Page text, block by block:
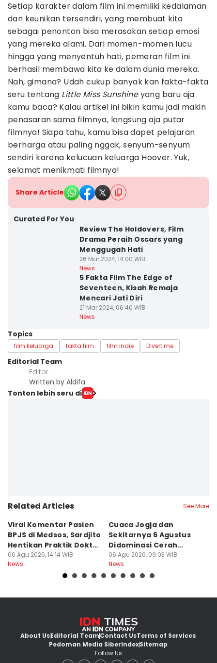
Setiap karakter dalam film ini memiliki kedalaman
dan keunikan tersendiri, yang membuat kita
sebagai penonton bisa merasakan setiap emosi
yang mereka alami. Dari momen-momen lucu
hingga yang menyentuh hati, pemeran film ini
berhasil membawa kita ke dalam dunia mereka.
Nah, gimana? Udah cukup banyak kan fakta-fakta
seru tentang Little Miss Sunshineyang baru aja
kamu baca? Kalau artikel ini bikin kamu jadi makin
penasaran sama filmnya, langsung aja putar
filmnya! Siapa tahu, kamu bisa dapet pelajaran
berharga atau paling nggak, senyum-senyum
sendiri karena kelucuan keluarga Hoover. Yuk,
selamat menikmati filmnya!
Share Article
Curated For You
Review The Holdovers, Film
Drama Peraih Oscars yang
Menggugah Hati
26 Mar 2024, 14:00 WIB
News
5 Fakta Film The Edge of
Seventeen, Kisah Remaja
Mencari Jati Diri
21 Mar 2024, 06:40 WIB
News
Topics
film keluarga fakta film film indie Divert me
Editorial Team
Editor
Written by Aldifa
Tonton lebih seru di
Related Articles See More
Viral Komentar Pasien
BPJS di Medsos, Sardjito
Hentikan Praktik Dokter
PPDS
06 Agu 2026, 14:14 WIB
News
Cuaca Jogja dan
Sekitarnya 6 Agustus
Didominasi Cerah
Berawan
06 Agu 2026, 09:03 WIB
News
About UsEditorial TeamContact UsTerms of Services
Pedoman Media SiberIndexSitemap
Follow Us